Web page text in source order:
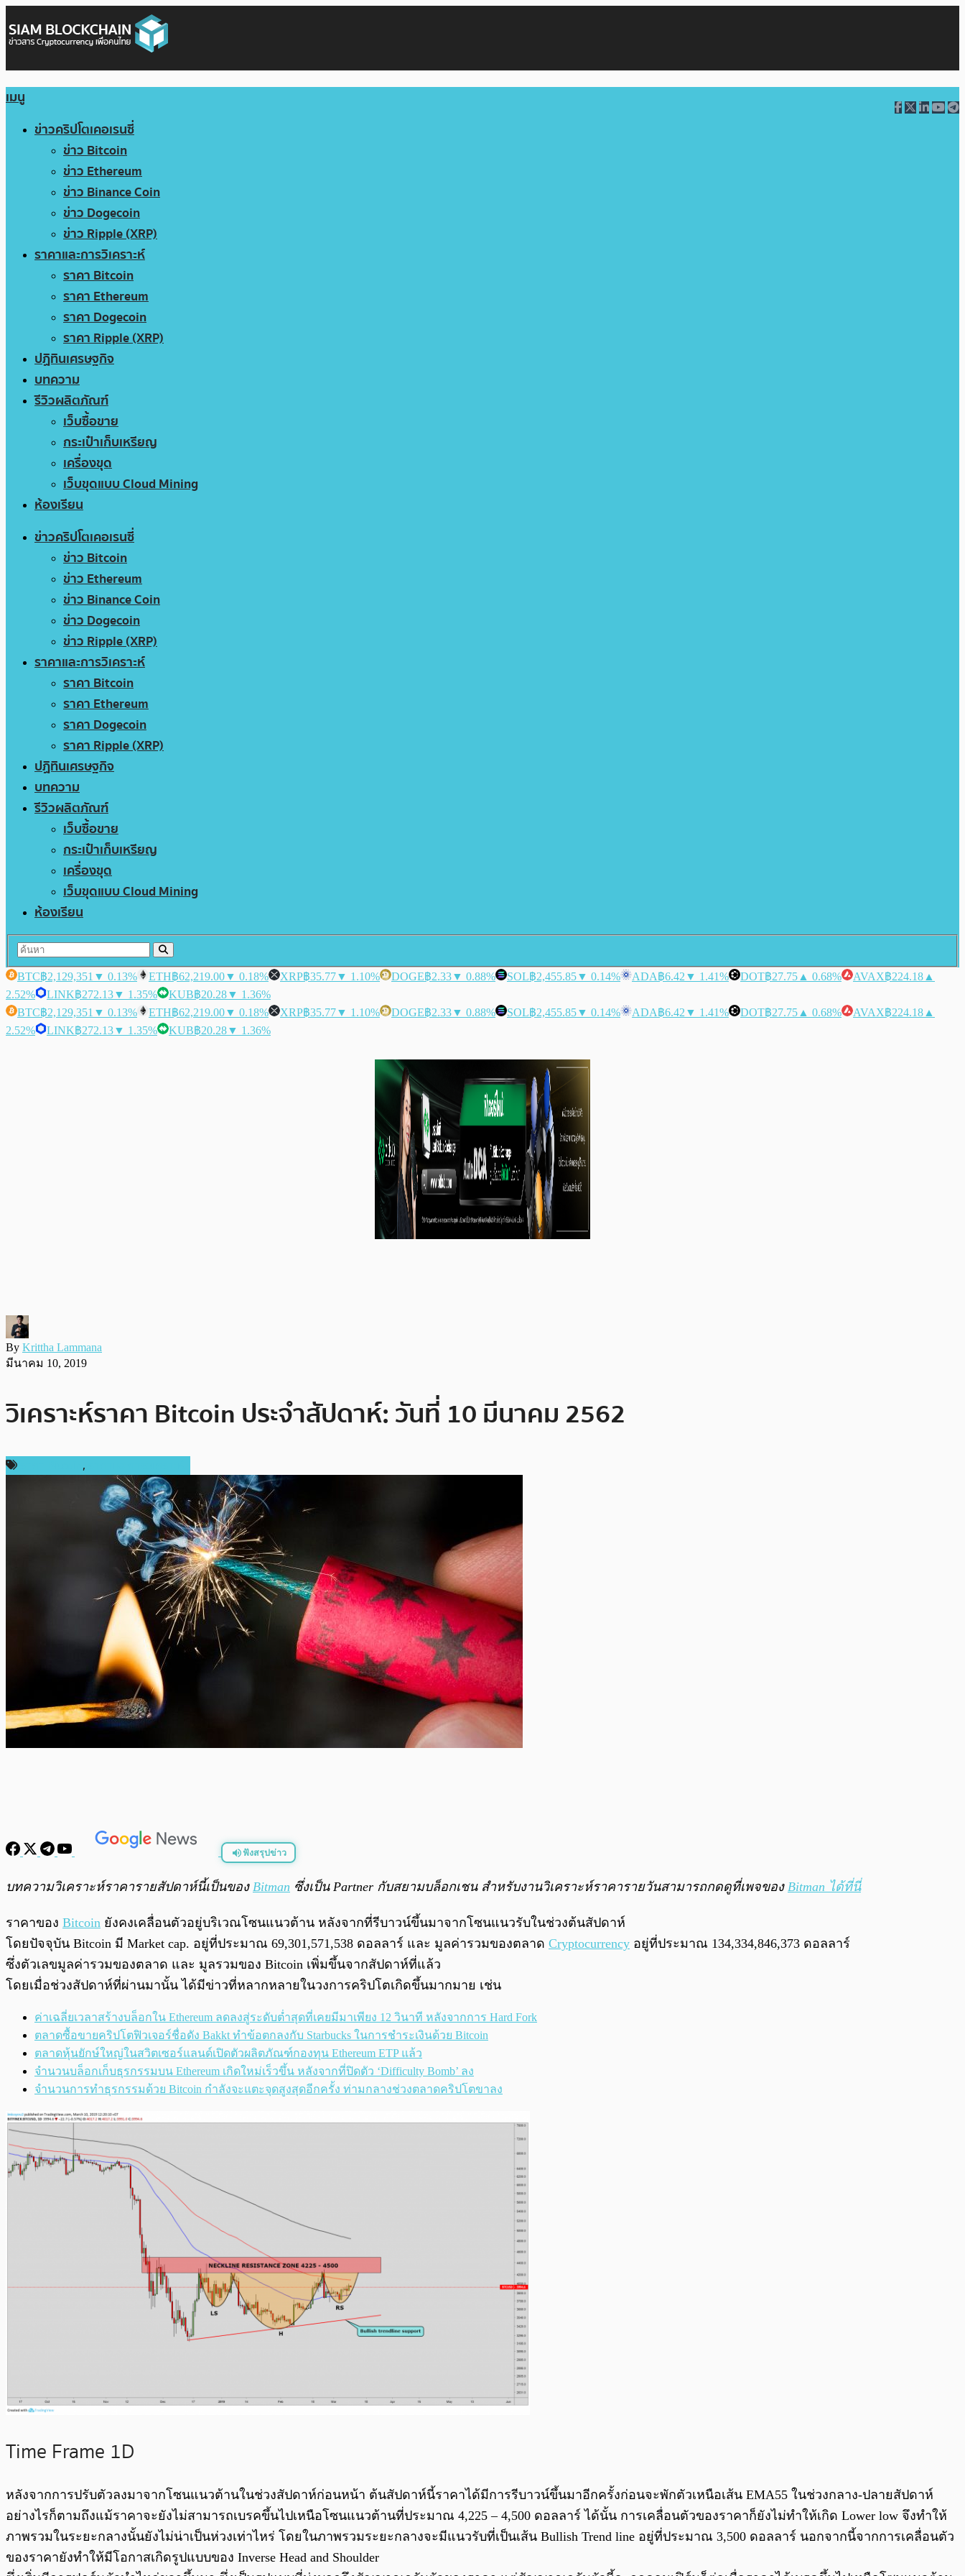
เมนู
ข่าวคริปโตเคอเรนซี่
ข่าว Bitcoin
ข่าว Ethereum
ข่าว Binance Coin
ข่าว Dogecoin
ข่าว Ripple (XRP)
ราคาและการวิเคราะห์
ราคา Bitcoin
ราคา Ethereum
ราคา Dogecoin
ราคา Ripple (XRP)
ปฏิทินเศรษฐกิจ
บทความ
รีวิวผลิตภัณฑ์
เว็บซื้อขาย
กระเป๋าเก็บเหรียญ
เครื่องขุด
เว็บขุดแบบ Cloud Mining
ห้องเรียน
ข่าวคริปโตเคอเรนซี่
ข่าว Bitcoin
ข่าว Ethereum
ข่าว Binance Coin
ข่าว Dogecoin
ข่าว Ripple (XRP)
ราคาและการวิเคราะห์
ราคา Bitcoin
ราคา Ethereum
ราคา Dogecoin
ราคา Ripple (XRP)
ปฏิทินเศรษฐกิจ
บทความ
รีวิวผลิตภัณฑ์
เว็บซื้อขาย
กระเป๋าเก็บเหรียญ
เครื่องขุด
เว็บขุดแบบ Cloud Mining
ห้องเรียน
BTC฿2,129,351 ▼ 0.13% ETH฿62,219.00▼ 0.18% XRP฿35.77▼ 1.10% DOGE฿2.33▼ 0.88% SOL฿2,455.85▼ 0.14% ADA฿6.42 ▼ 1.41% DOT฿27.75 ▲ 0.68% AVAX฿224.18 ▲
2.52%
LINK฿272.13▼ 1.35% KUB฿20.28▼ 1.36%
BTC฿2,129,351 ▼ 0.13% ETH฿62,219.00▼ 0.18% XRP฿35.77▼ 1.10% DOGE฿2.33▼ 0.88% SOL฿2,455.85▼ 0.14% ADA฿6.42 ▼ 1.41% DOT฿27.75 ▲ 0.68% AVAX฿224.18 ▲
2.52%
LINK฿272.13▼ 1.35% KUB฿20.28▼ 1.36%
By Krittha Lammana
มีนาคม 10, 2019
วิเคราะห์ราคา Bitcoin ประจำสัปดาห์: วันที่ 10 มีนาคม 2562
,
ฟังสรุปข่าว
พร้อมเล่น
บทความวิเคราะห์ราคารายสัปดาห์นี้เป็นของ Bitman ซึ่งเป็น Partner กับสยามบล็อกเชน สำหรับงานวิเคราะห์ราคารายวันสามารถกดดูที่เพจของ Bitman ได้ที่นี่
ราคาของ Bitcoin ยังคงเคลื่อนตัวอยู่บริเวณโซนแนวต้าน หลังจากที่รีบาวน์ขึ้นมาจากโซนแนวรับในช่วงต้นสัปดาห์
โดยปัจจุบัน Bitcoin มี Market cap. อยู่ที่ประมาณ 69,301,571,538 ดอลลาร์ และ มูลค่ารวมของตลาด Cryptocurrency อยู่ที่ประมาณ 134,334,846,373 ดอลลาร์
ซึ่งตัวเลขมูลค่ารวมของตลาด และ มูลรวมของ Bitcoin เพิ่มขึ้นจากสัปดาห์ที่แล้ว
โดยเมื่อช่วงสัปดาห์ที่ผ่านมานั้น ได้มีข่าวที่หลากหลายในวงการคริปโตเกิดขึ้นมากมาย เช่น
ค่าเฉลี่ยเวลาสร้างบล็อกใน Ethereum ลดลงสู่ระดับต่ำสุดที่เคยมีมาเพียง 12 วินาที หลังจากการ Hard Fork
ตลาดซื้อขายคริปโตฟิวเจอร์ชื่อดัง Bakkt ทำข้อตกลงกับ Starbucks ในการชำระเงินด้วย Bitcoin
ตลาดหุ้นยักษ์ใหญ่ในสวิตเซอร์แลนด์เปิดตัวผลิตภัณฑ์กองทุน Ethereum ETP แล้ว
จำนวนบล็อกเก็บธุรกรรมบน Ethereum เกิดใหม่เร็วขึ้น หลังจากที่ปิดตัว ‘Difficulty Bomb’ ลง
จำนวนการทำธุรกรรมด้วย Bitcoin กำลังจะแตะจุดสูงสุดอีกครั้ง ท่ามกลางช่วงตลาดคริปโตขาลง
Time Frame 1D
หลังจากการปรับตัวลงมาจากโซนแนวต้านในช่วงสัปดาห์ก่อนหน้า ต้นสัปดาห์นี้ราคาได้มีการรีบาวน์ขึ้นมาอีกครั้งก่อนจะพักตัวเหนือเส้น EMA55 ในช่วงกลาง-ปลายสัปดาห์
อย่างไรก็ตามถึงแม้ราคาจะยังไม่สามารถเบรคขึ้นไปเหนือโซนแนวต้านที่ประมาณ 4,225 – 4,500 ดอลลาร์ ได้นั้น การเคลื่อนตัวของราคาก็ยังไม่ทำให้เกิด Lower low จึงทำให้
ภาพรวมในระยะกลางนั้นยังไม่น่าเป็นห่วงเท่าไหร่ โดยในภาพรวมระยะกลางจะมีแนวรับที่เป็นเส้น Bullish Trend line อยู่ที่ประมาณ 3,500 ดอลลาร์ นอกจากนี้จากการเคลื่อนตัว
ของราคายังทำให้มีโอกาสเกิดรูปแบบของ Inverse Head and Shoulder